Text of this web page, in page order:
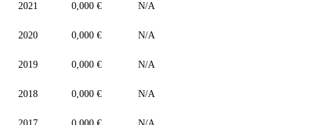
2021 0,000 € N/A
2020 0,000 € N/A
2019 0,000 € N/A
2018 0,000 € N/A